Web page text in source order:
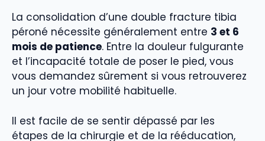
La consolidation d’une double fracture tibia
péroné nécessite généralement entre 3 et 6
mois de patience. Entre la douleur fulgurante
et l’incapacité totale de poser le pied, vous
vous demandez sûrement si vous retrouverez
un jour votre mobilité habituelle.
Il est facile de se sentir dépassé par les
étapes de la chirurgie et de la rééducation,